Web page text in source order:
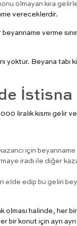
olmayan kira
vereceklerdir.
beyanname verme
yoktur. Beyana tabi
İstisna
liralık kısmı gelir
için
iradı ile diğer
elde edip bu geliri
olması halinde, her
bir konut için ayrı